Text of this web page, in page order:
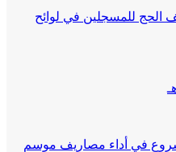
الحج للمسجلين في لوائح
في أداء مصاريف موسم